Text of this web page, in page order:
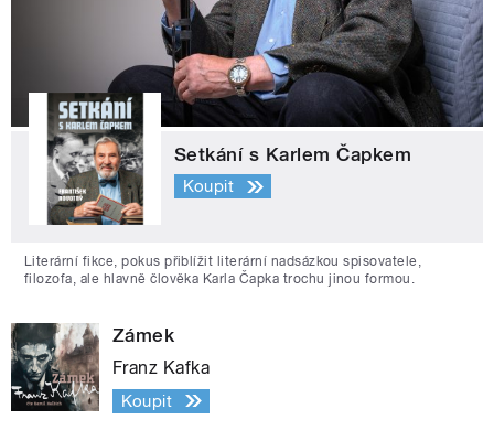
Setkání s Karlem Čapkem
Koupit
Literární fikce, pokus přiblížit literární nadsázkou spisovatele,
filozofa, ale hlavně člověka Karla Čapka trochu jinou formou.
Zámek
Franz Kafka
Koupit